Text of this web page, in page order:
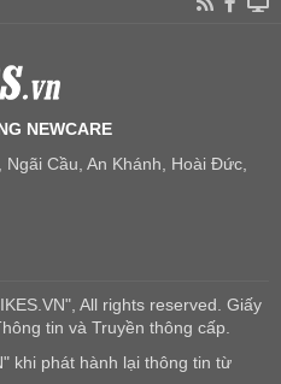
NEWCARE
Cầu, An Khánh, Hoài Đức,
All rights reserved. Giấy
tin và Truyền thông cấp.
khi phát hành lại thông tin từ